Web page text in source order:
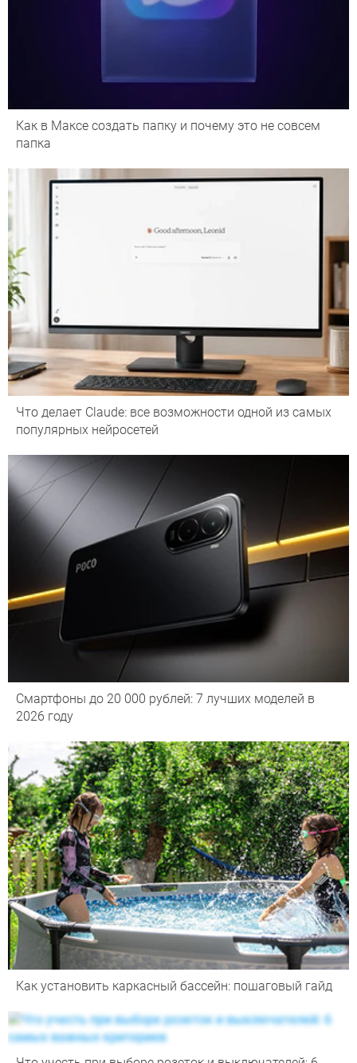
Как в Максе создать папку и почему это не совсем
папка
Что делает Сlaude: все возможности одной из самых
популярных нейросетей
Смартфоны до 20 000 рублей: 7 лучших моделей в
2026 году
Как установить каркасный бассейн: пошаговый гайд